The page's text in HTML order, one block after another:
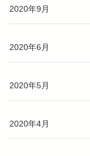
2020年9月
2020年6月
2020年5月
2020年4月